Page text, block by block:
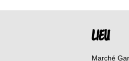
LIEU
Marché